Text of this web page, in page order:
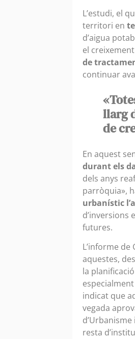
L’estudi, el
territori en
d’aigua
el
de
continuar
llarg
de
En aquest
durant els
dels anys
parròquia»,
urbanístic
d’inversions
futures.
L’informe
aquestes,
la
indicat que
vegada
resta